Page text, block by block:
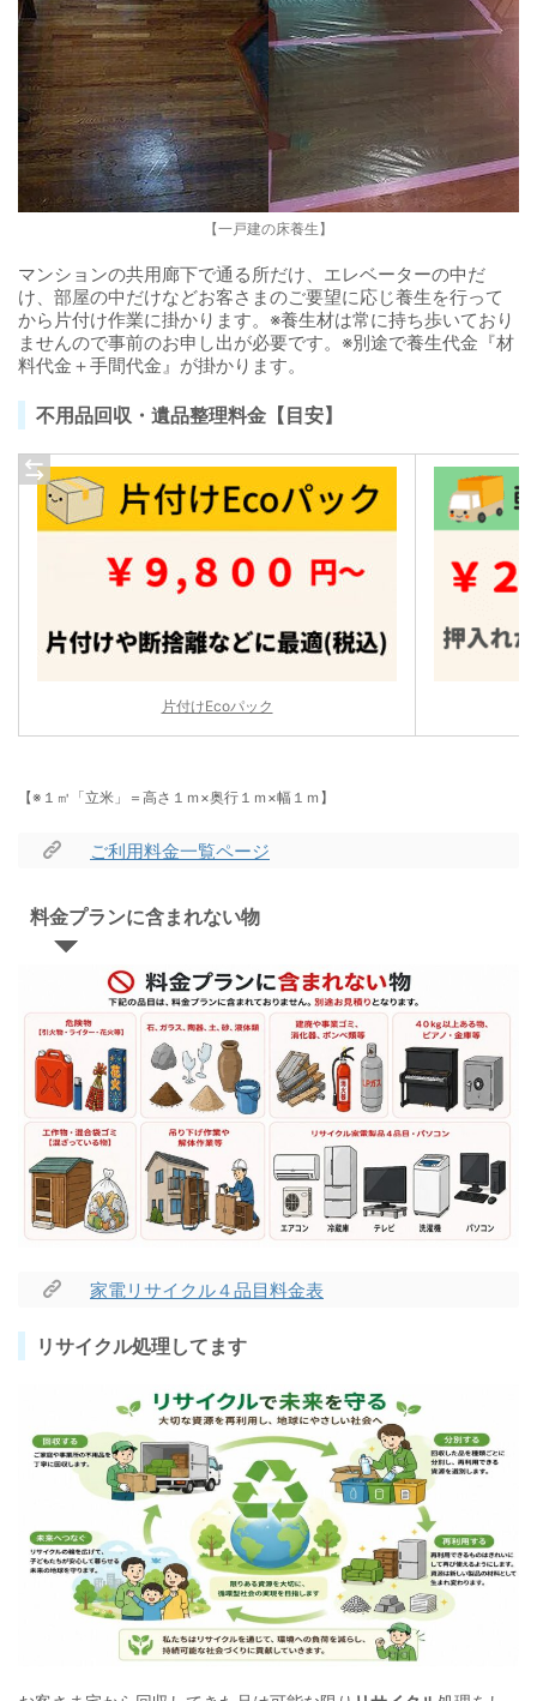
【一戸建の床養生】
マンションの共用廊下で通る所だけ、エレベーターの中だ
け、部屋の中だけなどお客さまのご要望に応じ養生を行って
から片付け作業に掛かります。※養生材は常に持ち歩いており
ませんので事前のお申し出が必要です。※別途で養生代金『材
料代金＋手間代金』が掛かります。
不用品回収・遺品整理料金【目安】
片付けEcoパック
【※１㎥「立米」＝高さ１ｍ×奥行１ｍ×幅１ｍ】
ご利用料金一覧ページ
料金プランに含まれない物
家電リサイクル４品目料金表
リサイクル処理してます